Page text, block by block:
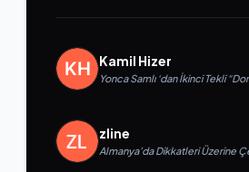
Kamil Hizer
Yonca Samlı ‘dan İkinci Tekli
zline
Almanya’da Dikkatleri Üzerine